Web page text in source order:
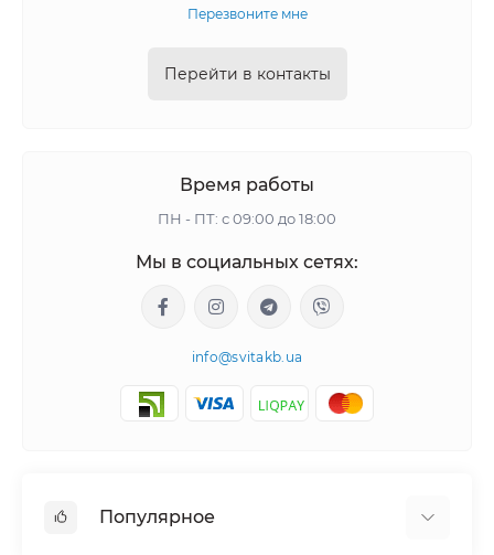
Перезвоните мне
Перейти в контакты
Время работы
ПН - ПТ: с 09:00 до 18:00
Мы в социальных сетях:
info@svitakb.ua
Популярное